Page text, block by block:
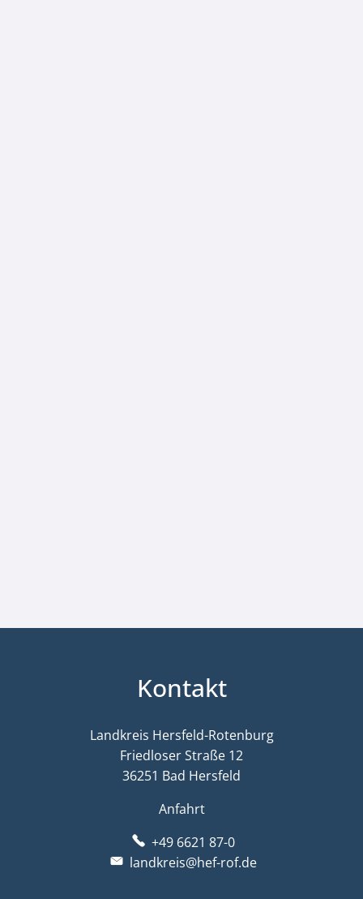
Kontakt
Landkreis Hersfeld-Rotenburg
Friedloser Straße 12
36251 Bad Hersfeld
Anfahrt
+49 6621 87-0
landkreis@hef-rof.de